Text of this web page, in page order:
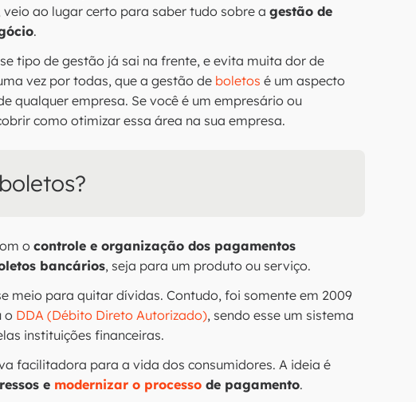
ao lugar certo para saber tudo sobre a gestão de
.
tipo de gestão já sai na frente, e evita muita dor de
vez por todas, que a gestão de boletos é um aspecto
qualquer empresa. Se você é um empresário ou
como otimizar essa área na sua empresa.
o controle e organização dos pagamentos
bancários, seja para um produto ou serviço.
meio para quitar dívidas. Contudo, foi somente em 2009
o DDA (Débito Direto Autorizado), sendo esse um sistema
instituições financeiras.
facilitadora para a vida dos consumidores. A ideia é
e modernizar o processode pagamento.